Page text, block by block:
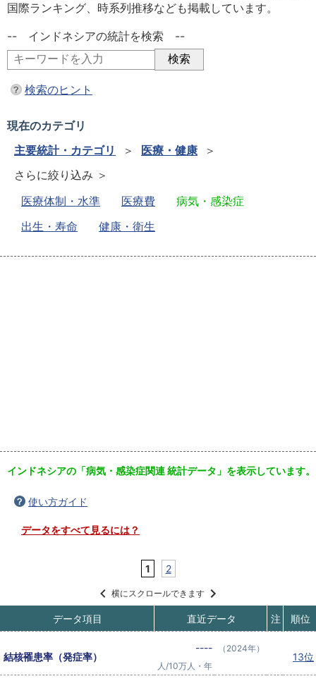
国際ランキング、時系列推移なども掲載しています。
-- インドネシアの統計を検索 --
検索のヒント
現在のカテゴリ
主要統計・カテゴリ
＞ 医療・健康 ＞
さらに絞り込み ＞
医療体制・水準
医療費
病気・感染症
出生・寿命
健康・衛生
インドネシアの「病気・感染症関連 統計データ」を表示しています。
使い方ガイド
データをすべて見るには？
1 2
横にスクロールできます
データ項目 直近データ 注 順位
結核罹患率（発症率）
----
人/10万人・年
（2024年）
13位